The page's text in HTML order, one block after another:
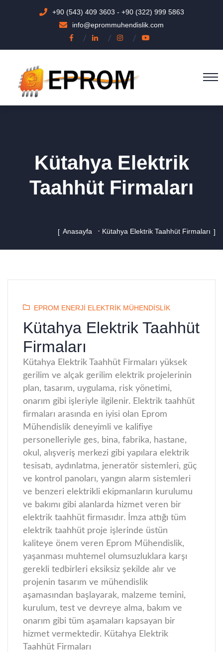
+90 (543) 409 3603 - +90 (322) 999 5863
info@eprommuhendislik.com
Kütahya Elektrik
Taahhüt Firmaları
Anasayfa Kütahya Elektrik Taahhüt Firmaları
EPROM ENERJI ELEKTRIK MÜHENDISLIK
Kütahya Elektrik Taahhüt
Firmaları
Kütahya Elektrik Taahhüt Firmaları yüksek
gerilim ve alçak gerilim elektrik projelerinin
plan, tasarım, uygulama, risk yönetimi,
onarım gibi işleriyle ilgilenir. Elektrik taahhüt
firmaları arasında en iyisi olan Eprom
Mühendislik deneyimli ve kalifiye
personelleriyle ges, bina, fabrika, hastane,
okul, alışveriş merkezi gibi yapılara elektrik
tesisatı, aydınlatma, jeneratör sistemleri, güç
ve kontrol panoları, yangın alarm sistemleri
ve benzeri elektrikli ekipmanların kurulumu
ve bakımı gibi alanlarda hizmet veren bir
elektrik taahhüt firmasıdır. İmza attığı tüm
elektrik taahhüt proje işlerinde üstün
kaliteye önem veren Eprom Mühendislik,
yaşanması muhtemel olumsuzluklara karşı
gerekli tedbirleri eksiksiz şekilde alır ve
projenin tasarım ve mühendislik
aşamasından başlayarak, malzeme temini,
kurulum, test ve devreye alma, bakım ve
onarım gibi tüm aşamaları kapsayan bir
hizmet vermektedir. Kütahya Elektrik
Taahhüt Firmaları